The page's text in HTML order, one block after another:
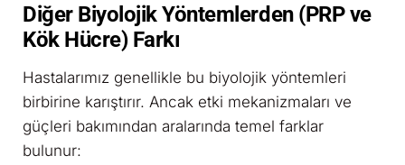
Diğer Biyolojik Yöntemlerden (PRP ve
Kök Hücre) Farkı
Hastalarımız genellikle bu biyolojik yöntemleri
birbirine karıştırır. Ancak etki mekanizmaları ve
güçleri bakımından aralarında temel farklar
bulunur: